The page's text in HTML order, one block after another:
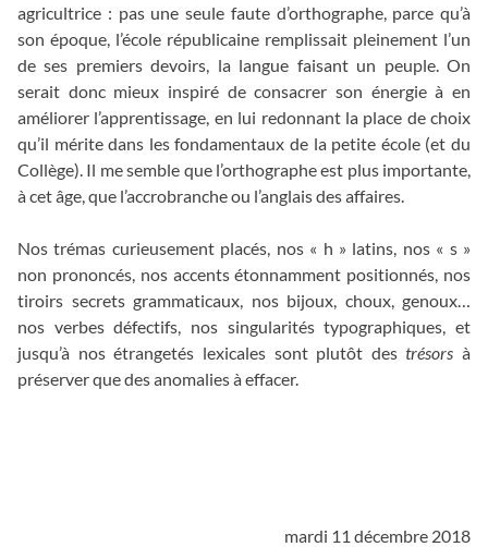
agricultrice : pas une seule faute d’orthographe, parce qu’à
son époque, l’école républicaine remplissait pleinement l’un
de ses premiers devoirs, la langue faisant un peuple. On
serait donc mieux inspiré de consacrer son énergie à en
améliorer l’apprentissage, en lui redonnant la place de choix
qu’il mérite dans les fondamentaux de la petite école (et du
Collège). Il me semble que l’orthographe est plus importante,
à cet âge, que l’accrobranche ou l’anglais des affaires.
Nos trémas curieusement placés, nos « h » latins, nos « s »
non prononcés, nos accents étonnamment positionnés, nos
tiroirs secrets grammaticaux, nos bijoux, choux, genoux…
nos verbes défectifs, nos singularités typographiques, et
jusqu’à nos étrangetés lexicales sont plutôt destrésors à
préserver que des anomalies à effacer.
mardi 11 décembre 2018